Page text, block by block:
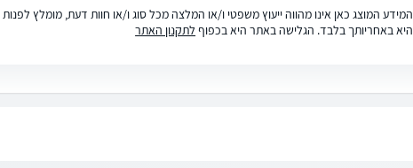
המידע המוצג כאן אינו מהווה ייעוץ משפטי ו/או המלצה מכל סוג ו/או חוות דעת, מומלץ
היא באחריותך בלבד. הגלישה באתר היא בכפוף לתקנון האתר